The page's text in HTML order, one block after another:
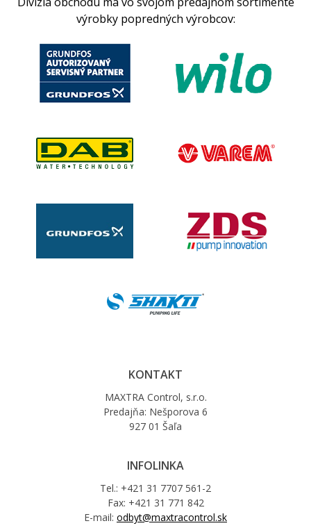
výrobky popredných výrobcov:
KONTAKT
MAXTRA Control, s.r.o.
Predajňa: Nešporova 6
927 01 Šaľa
INFOLINKA
Tel.: +421 31 7707 561-2
Fax: +421 31 771 842
E-mail: odbyt@maxtracontrol.sk